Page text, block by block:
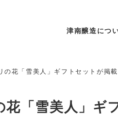
津南醸造につ
の花「雪美人」ギフトセットが掲載
「雪美人」ギ